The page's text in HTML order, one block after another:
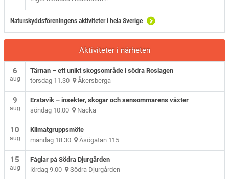
Naturskyddsföreningens aktiviteter i hela Sverige
Aktiviteter i närheten
6
aug
Tärnan – ett unikt skogsområde i södra Roslagen
torsdag 11.30 Åkersberga
9
aug
Erstavik – insekter, skogar och sensommarens växter
söndag 10.00 Nacka
10
aug
Klimatgruppsmöte
måndag 18.30 Åsögatan 115
15
aug
Fåglar på Södra Djurgården
lördag 9.00 Södra Djurgården